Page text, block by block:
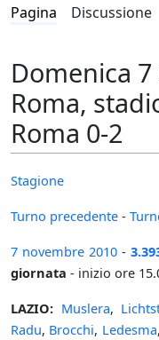
Pagina Discussione
Domenica
Roma,
Roma 0-2
Stagione
Turno precedente -
7 novembre 2010 -
giornata - inizio ore
LAZIO: Muslera,
Radu, Brocchi, Ledesma,